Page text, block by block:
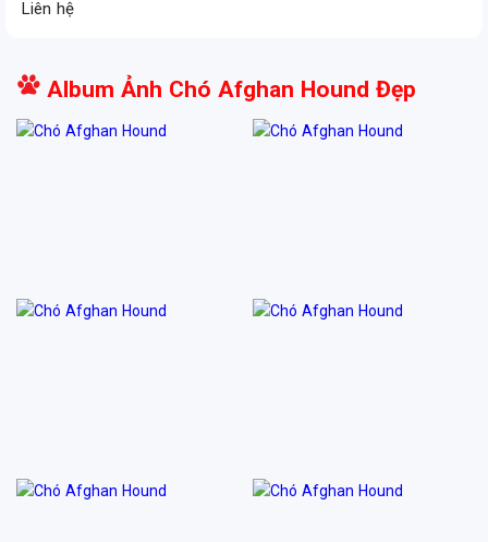
Liên hệ
Album Ảnh Chó Afghan Hound Đẹp